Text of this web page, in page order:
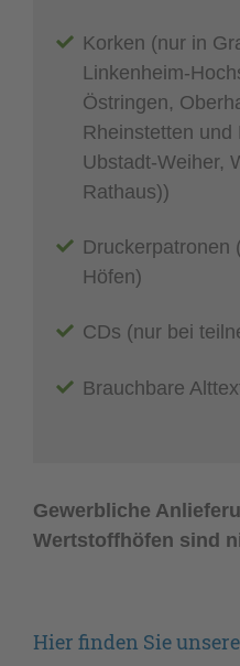
Korken (nur in
Linkenheim-
Östringen,
Rheinstetten und
Ubstadt-Weiher,
Rathaus))
Druckerpatronen
Höfen)
CDs (nur bei
Brauchbare
Gewerbliche
Wertstoffhöfen sind
Hier finden Sie